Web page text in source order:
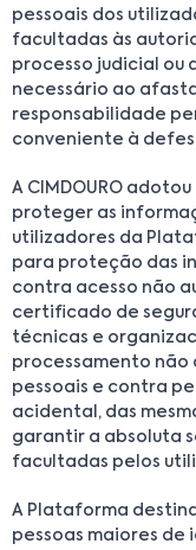
pessoais dos
facultadas às
processo judicial ou
necessário ao
responsabilidade
conveniente à
A CIMDOURO
proteger as
utilizadores da
para proteção das
contra acesso não
certificado de
técnicas e
processamento não
pessoais e contra
acidental, das
garantir a absoluta
facultadas pelos
A Plataforma
pessoas maiores de